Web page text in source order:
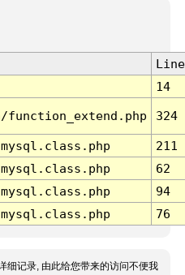
Line
14
324
211
62
94
76
细记录, 由此给您带来的访问不便我